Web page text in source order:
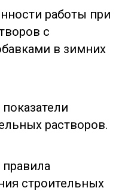
работы при
с
в зимних
растворов.
строительных